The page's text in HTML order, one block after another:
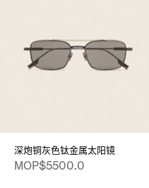
深炮铜灰色钛金属太阳镜
MOP$5500.0